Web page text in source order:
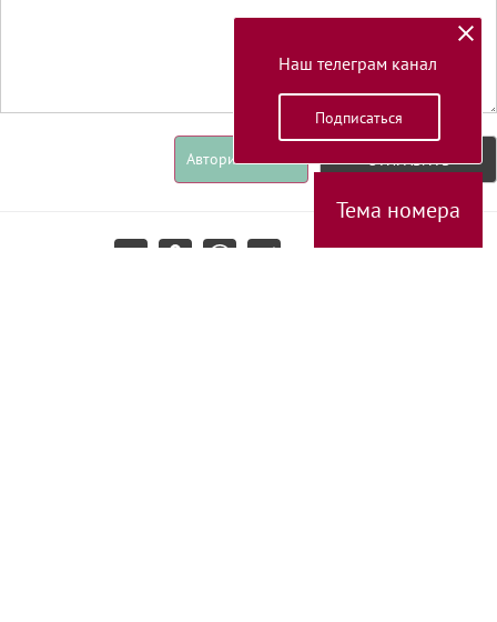
Авторизоваться ОТПРАВИТЬ
Тема номера
Наш телеграм канал
Подписаться